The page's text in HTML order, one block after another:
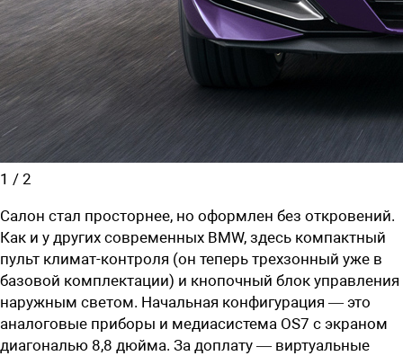
1 / 2
Салон стал просторнее, но оформлен без откровений.
Как и у других современных BMW, здесь компактный
пульт климат-контроля (он теперь трехзонный уже в
базовой комплектации) и кнопочный блок управления
наружным светом. Начальная конфигурация — это
аналоговые приборы и медиасистема OS7 с экраном
диагональю 8,8 дюйма. За доплату — виртуальные